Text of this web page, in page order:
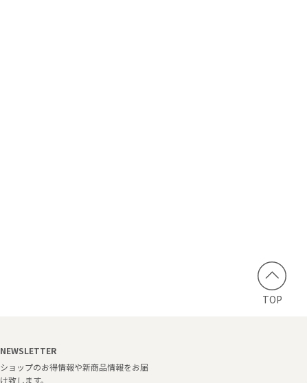
TOP
NEWSLETTER
ショップのお得情報や新商品情報をお届
け致します。